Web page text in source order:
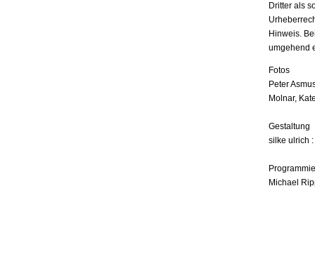
Dritter als
Hinweis.
umgehend
Fotos
Peter
Molnar,
Gestaltung
silke ulrich
Michael